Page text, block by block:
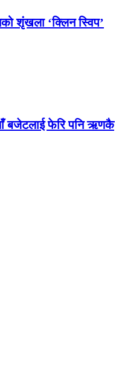
शृंखला ‘क्लिन स्विप’
बजेटलाई फेरि पनि ऋणकै